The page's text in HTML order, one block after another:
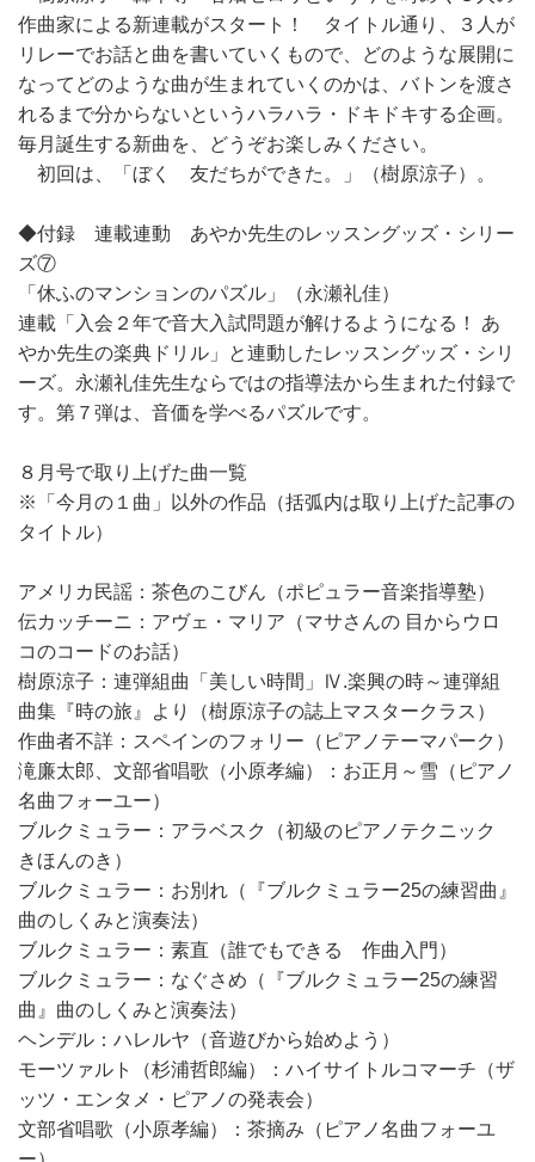
作曲家による新連載がスタート！ タイトル通り、３人が
リレーでお話と曲を書いていくもので、どのような展開に
なってどのような曲が生まれていくのかは、バトンを渡さ
れるまで分からないというハラハラ・ドキドキする企画。
毎月誕生する新曲を、どうぞお楽しみください。
初回は、「ぼく 友だちができた。」（樹原涼子）。
◆付録 連載連動 あやか先生のレッスングッズ・シリー
ズ⑦
「休ふのマンションのパズル」（永瀬礼佳）
連載「入会２年で音大入試問題が解けるようになる！ あ
やか先生の楽典ドリル」と連動したレッスングッズ・シリ
ーズ。永瀬礼佳先生ならではの指導法から生まれた付録で
す。第７弾は、音価を学べるパズルです。
８月号で取り上げた曲一覧
※「今月の１曲」以外の作品（括弧内は取り上げた記事の
タイトル）
アメリカ民謡：茶色のこびん（ポピュラー音楽指導塾）
伝カッチーニ：アヴェ・マリア（マサさんの 目からウロ
コのコードのお話）
樹原涼子：連弾組曲「美しい時間」Ⅳ.楽興の時～連弾組
曲集『時の旅』より（樹原涼子の誌上マスタークラス）
作曲者不詳：スペインのフォリー（ピアノテーマパーク）
滝廉太郎、文部省唱歌（小原孝編）：お正月～雪（ピアノ
名曲フォーユー）
ブルクミュラー：アラベスク（初級のピアノテクニック
きほんのき）
ブルクミュラー：お別れ（『ブルクミュラー25の練習曲』
曲のしくみと演奏法）
ブルクミュラー：素直（誰でもできる 作曲入門）
ブルクミュラー：なぐさめ（『ブルクミュラー25の練習
曲』曲のしくみと演奏法）
ヘンデル：ハレルヤ（音遊びから始めよう）
モーツァルト（杉浦哲郎編）：ハイサイトルコマーチ（ザ
ッツ・エンタメ・ピアノの発表会）
文部省唱歌（小原孝編）：茶摘み（ピアノ名曲フォーユ